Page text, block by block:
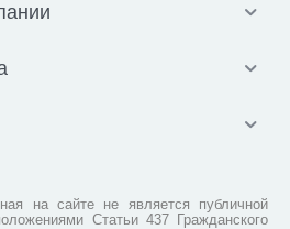
на сайте не является публичной
Статьи 437 Гражданского